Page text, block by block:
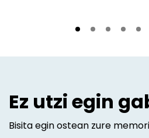
Ez utzi egin
Bisita egin ostean zure